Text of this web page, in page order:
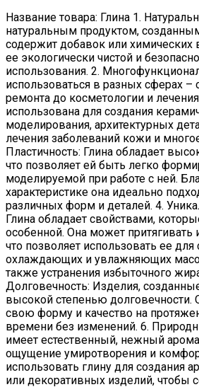
Название товара: Глина 1.
натуральным продуктом,
содержит добавок или химических
ее экологически чистой и
использования. 2.
использоваться в разных сферах –
ремонта до косметологии и
использована для создания
моделирования, архитектурных
лечения заболеваний кожи и
Пластичность: Глина обладает
что позволяет ей быть легко
моделируемой при работе с ней.
характеристике она идеально
различных форм и деталей. 4.
Глина обладает свойствами,
особенной. Она может притягивать
что позволяет использовать ее для
охлаждающих и увлажняющих
также устранения избыточного
Долговечность: Изделия,
высокой степенью долговечности.
свою форму и качество на
времени без изменений. 6.
имеет естественный, нежный
ощущение умиротворения и
использовать глину для создания
или декоративных изделий, чтобы